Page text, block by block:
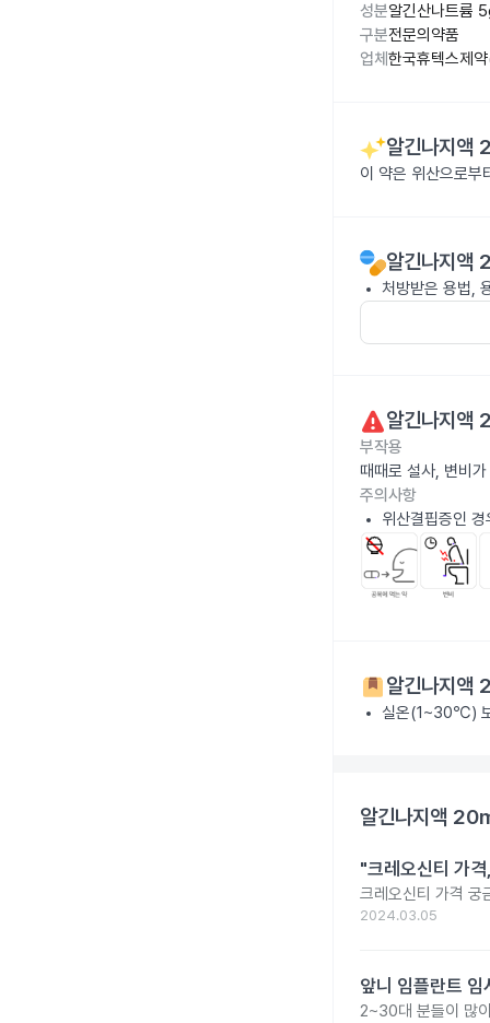
성분알긴산나트륨
구분전문의약품
업체 한국휴텍스제
알긴나지액
이 약은 위산으로부
알긴나지액
처방받은 용법,
알긴나지액
부작용
때때로 설사, 변비
주의사항
위산결핍증인
알긴나지액
실온(1~30℃)
알긴나지액
"크레오신티 가
크레오신티 가격 궁
2024.03.05
앞니 임플란트
2~30대 분들이 많